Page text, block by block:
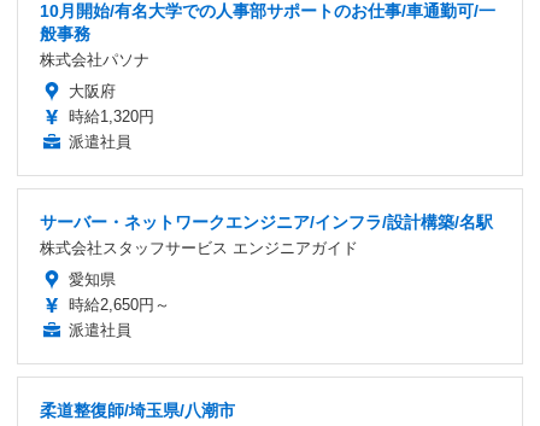
10月開始/有名大学での人事部サポートのお仕事/車通勤可/一
般事務
株式会社パソナ
大阪府
時給1,320円
派遣社員
サーバー・ネットワークエンジニア/インフラ/設計構築/名駅
株式会社スタッフサービス エンジニアガイド
愛知県
時給2,650円～
派遣社員
柔道整復師/埼玉県/八潮市